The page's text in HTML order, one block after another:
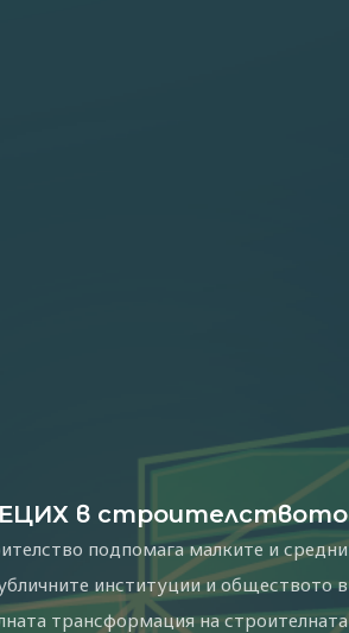
ЕЦИХ в строителството
подпомага малките и средни
институции и обществото в
трансформация на строителната